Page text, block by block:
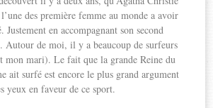
des première femme au monde a avoir
Justement en accompagnant son second
Autour de moi, il y a beaucoup de surfeurs
mon mari). Le fait que la grande Reine du
ait surfé est encore le plus grand argument
yeux en faveur de ce sport.